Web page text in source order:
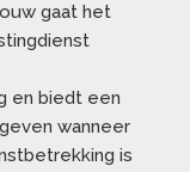
gaat het
en biedt een
wanneer
is